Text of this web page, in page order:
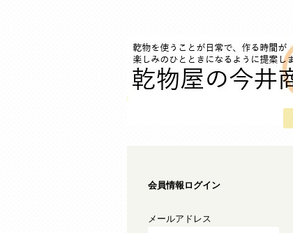
会員情報ログイン
メールアドレス